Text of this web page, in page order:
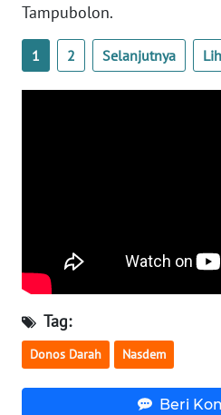
Tampubolon.
1 2 Selanjutnya
Tag:
Donos Darah Nasdem
Beri
WN
KALSEL
GORONTALO
SULUT
WN
MALUKU